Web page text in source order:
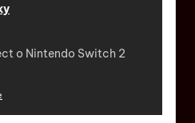
o Nintendo Switch 2